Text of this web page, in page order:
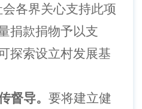
各界关心支持此项
捐款捐物予以支
探索设立村发展基
督导。 要将建立健